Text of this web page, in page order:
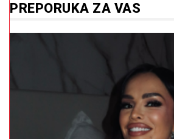
PREPORUKA ZA VAS